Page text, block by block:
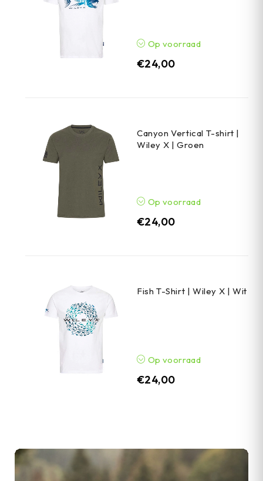
Op voorraad
€24,00
Canyon Vertical T-shirt |
Wiley X | Groen
Op voorraad
€24,00
Fish T-Shirt | Wiley X | Wit
Op voorraad
€24,00